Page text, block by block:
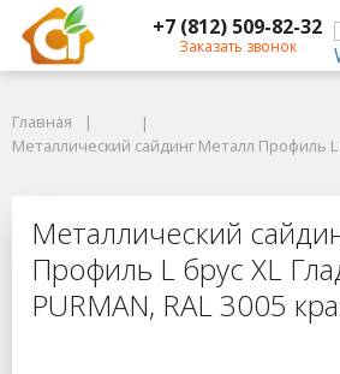
+7 (812) 509-82-32
Заказать звонок
Металлический сайдинг Металл Профиль L
Металлический
Главная
Металлический сайдинг Металл Профиль L
Металлический
Профиль L брус XL
PURMAN, RAL 3005